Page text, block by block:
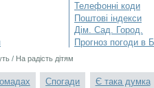
Телефонні коди
Поштові індекси
Дім. Сад. Город.
Прогноз погоди в
/ На радість дітям
Спогади Є така думка